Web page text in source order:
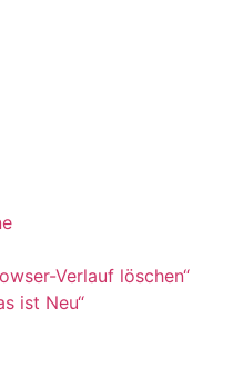
Verlauf löschen“
ist Neu“